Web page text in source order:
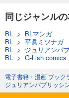
同じジャンル
BL > BLマンガ
BL > 平眞ミツナガ
BL > ジュリアンパ
BL > G-Lish comics
電子書籍・漫画 ブック
ジュリアンパブリッシ